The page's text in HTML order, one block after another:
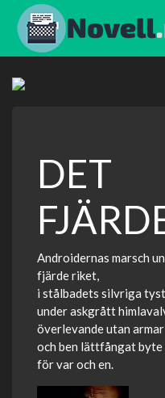
DET
Androidernas marsch
fjärde riket,
i stålbadets silvriga
under askgrått
överlevande utan armar
och ben lättfångat byte
för var och en.